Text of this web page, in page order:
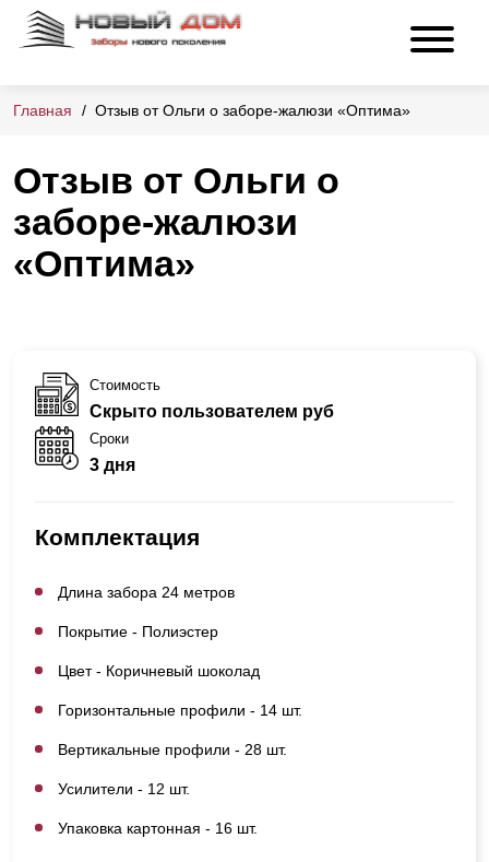
Главная Отзыв от Ольги о заборе-жалюзи «Оптима»
Отзыв от Ольги о
заборе-жалюзи
«Оптима»
Стоимость
Скрыто пользователем руб
Сроки
3 дня
Комплектация
Длина забора 24 метров
Покрытие - Полиэстер
Цвет - Коричневый шоколад
Горизонтальные профили - 14 шт.
Вертикальные профили - 28 шт.
Усилители - 12 шт.
Упаковка картонная - 16 шт.